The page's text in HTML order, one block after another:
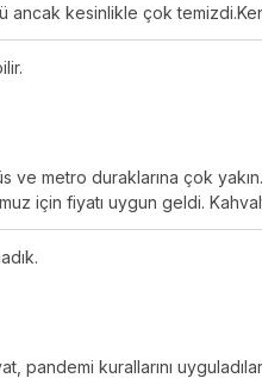
ancak kesinlikle çok
metro duraklarına çok
için fiyatı uygun geldi.
pandemi kurallarını